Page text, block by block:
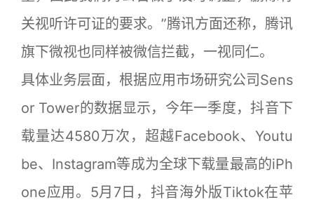
关视听许可证的要求。”腾讯方面还称，腾讯
旗下微视也同样被微信拦截，一视同仁。
具体业务层面，根据应用市场研究公司Sens
or Tower的数据显示，今年一季度，抖音下
载量达4580万次，超越Facebook、Youtu
be、Instagram等成为全球下载量最高的iPh
one应用。5月7日，抖音海外版Tiktok在苹